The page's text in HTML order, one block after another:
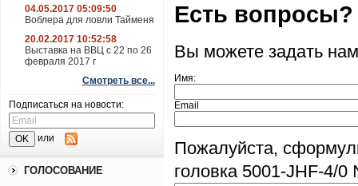
04.05.2017 05:09:50
Воблера для ловли Тайменя
20.02.2017 10:52:58
Выставка на ВВЦ с 22 по 26
февраля 2017 г
Смотреть все...
Подписаться на новости:
или
ГОЛОСОВАНИЕ
Есть вопросы?
Вы можете задать
Имя:
Email
Пожалуйста,
головка 5001-JHF-4/